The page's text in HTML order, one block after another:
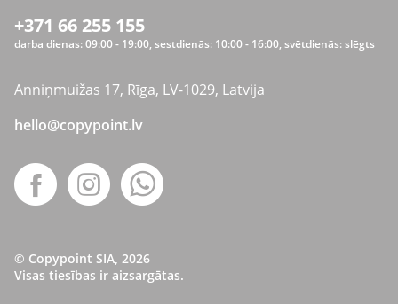
+371 66 255 155
darba dienas: 09:00 - 19:00, sestdienās: 10:00 - 16:00, svētdienās: slēgts
Anniņmuižas 17, Rīga, LV-1029, Latvija
hello@copypoint.lv
© Copypoint SIA, 2026
Visas tiesības ir aizsargātas.